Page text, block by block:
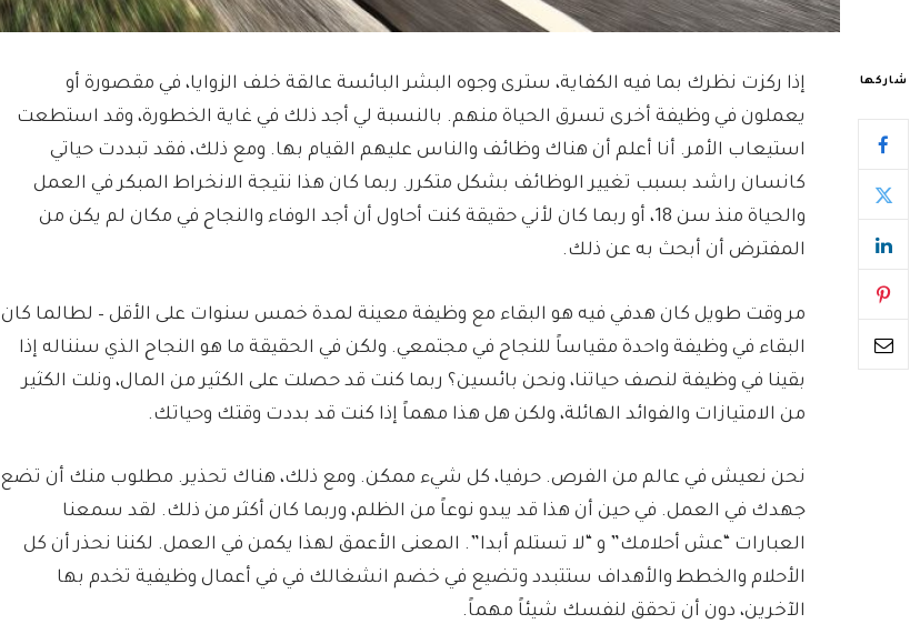
شاركها
إذا ركزت نظرك بما فيه الكفاية، سترى وجوه البشر البائسة عالقة خلف الزوايا، في مقصورة أو
يعملون في وظيفة أخرى تسرق الحياة منهم. بالنسبة لي أجد ذلك في غاية الخطورة، وقد استطعت
استيعاب الأمر. أنا أعلم أن هناك وظائف والناس عليهم القيام بها. ومع ذلك، فقد تبددت حياتي
كانسان راشد بسبب تغيير الوظائف بشكل متكرر. ربما كان هذا نتيجة الانخراط المبكر في العمل
والحياة منذ سن 18، أو ربما كان لأني حقيقة كنت أحاول أن أجد الوفاء والنجاح في مكان لم يكن من
المفترض أن أبحث به عن ذلك.
مر وقت طويل كان هدفي فيه هو البقاء مع وظيفة معينة لمدة خمس سنوات على الأقل – لطالما كان
البقاء في وظيفة واحدة مقياساً للنجاح في مجتمعي. ولكن في الحقيقة ما هو النجاح الذي سنناله إذا
بقينا في وظيفة لنصف حياتنا، ونحن بائسين؟ ربما كنت قد حصلت على الكثير من المال، ونلت الكثير
من الامتيازات والفوائد الهائلة، ولكن هل هذا مهماً إذا كنت قد بددت وقتك وحياتك.
نحن نعيش في عالم من الفرص. حرفيا، كل شيء ممكن. ومع ذلك، هناك تحذير. مطلوب منك أن تضع
جهدك في العمل. في حين أن هذا قد يبدو نوعاً من الظلم، وربما كان أكثر من ذلك. لقد سمعنا
العبارات “عش أحلامك” و “لا تستلم أبدا”. المعنى الأعمق لهذا يكمن في العمل. لكننا نحذر أن كل
الأحلام والخطط والأهداف ستتبدد وتضيع في خضم انشغالك في في أعمال وظيفية تخدم بها
الآخرين، دون أن تحقق لنفسك شيئاً مهماً.